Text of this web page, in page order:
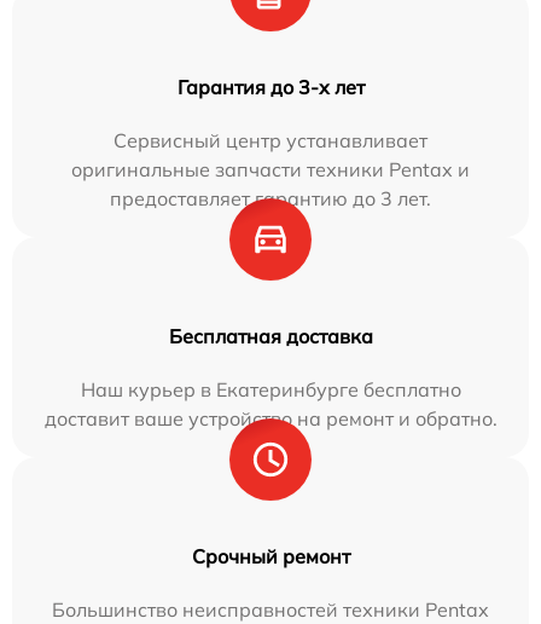
Гарантия до 3-х лет
Сервисный центр устанавливает
оригинальные запчасти техники Pentax и
предоставляет гарантию до 3 лет.
Бесплатная доставка
Наш курьер в Екатеринбурге бесплатно
доставит ваше устройство на ремонт и обратно.
Срочный ремонт
Большинство неисправностей техники Pentax